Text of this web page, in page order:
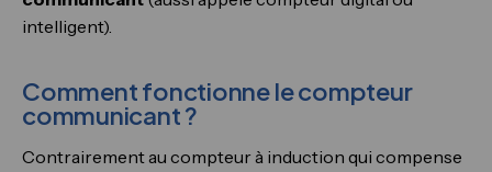
intelligent).
Comment fonctionne le compteur
communicant ?
Contrairement au compteur à induction qui compense